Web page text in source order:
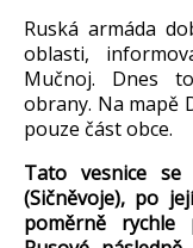
Ruská armáda
oblasti,
Mučnoj. Dnes
obrany. Na mapě
pouze část obce.
Tato vesnice se
(Sičněvoje), po jej
poměrně rychle